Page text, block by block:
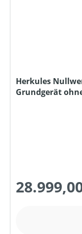
Herkules
Grundgerät